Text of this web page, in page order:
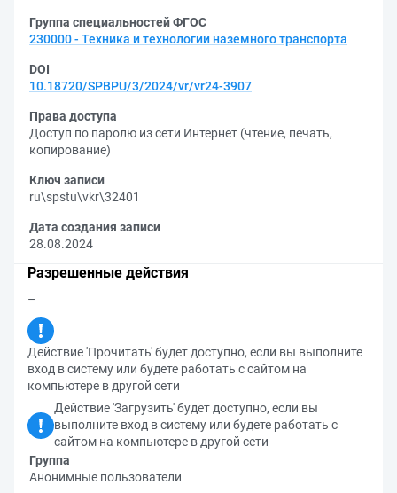
Группа специальностей ФГОС
230000 - Техника и технологии наземного транспорта
DOI
10.18720/SPBPU/3/2024/vr/vr24-3907
Права доступа
Доступ по паролю из сети Интернет (чтение, печать,
копирование)
Ключ записи
ru\spstu\vkr\32401
Дата создания записи
28.08.2024
Разрешенные действия
–
Действие 'Прочитать' будет доступно, если вы выполните
вход в систему или будете работать с сайтом на
компьютере в другой сети
Действие 'Загрузить' будет доступно, если вы
выполните вход в систему или будете работать с
сайтом на компьютере в другой сети
Группа
Анонимные пользователи